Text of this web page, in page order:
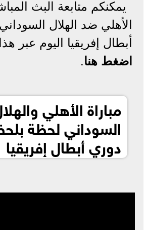
يمكنكم متابعة البث
الأهلي ضد الهلال
أبطال إفريقيا اليوم عبر
اضغط هنا.
مباراة الأهلي
السوداني لحظة
دوري أبطال إفريقيا